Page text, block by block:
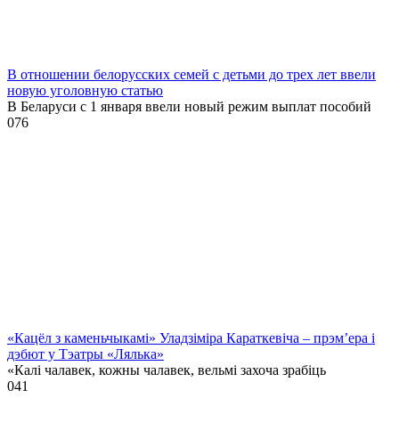
В отношении белорусских семей с детьми до трех лет ввели
новую уголовную статью
В Беларуси с 1 января ввели новый режим выплат пособий
076
«Кацёл з каменьчыкамі» Уладзіміра Караткевіча – прэм’ера і
дэбют у Тэатры «Лялька»
«Калі чалавек, кожны чалавек, вельмі захоча зрабіць
041